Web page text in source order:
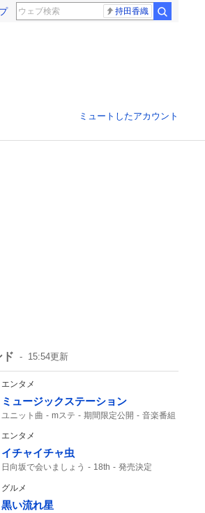
持田香織
ミュートしたアカウント
ド 15:54更新
エンタメ
ミュージックステーション
ユニット曲 mステ 期間限定公開
音楽番組
エンタメ
イチャイチャ虫
日向坂で会いましょう 18th
発売決定
グルメ
黒い流れ星